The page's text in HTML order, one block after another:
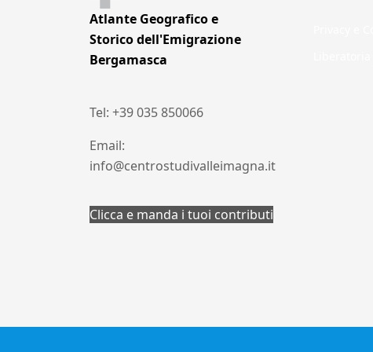
Atlante Geografico e
Storico dell'Emigrazione
Bergamasca
Tel: +39 035 850066
Email:
info@centrostudivalleimagna.it
Clicca e manda i tuoi contributi